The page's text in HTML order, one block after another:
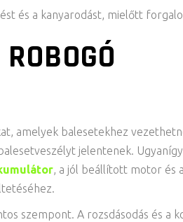
és a kanyarodást, mielőtt
amelyek balesetekhez
jelentenek.
, a jól beállított motor és
szempont. A rozsdásodás és a